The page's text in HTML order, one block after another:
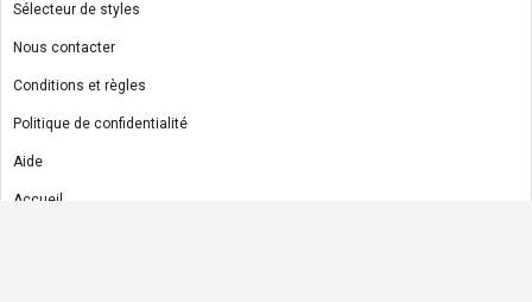
Sélecteur de styles
Nous contacter
Conditions et règles
Politique de confidentialité
Aide
Accueil